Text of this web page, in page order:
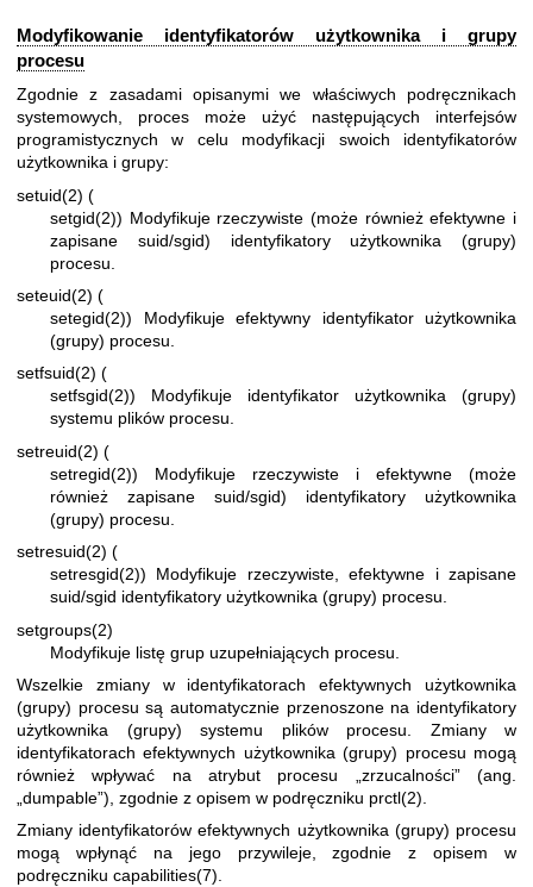
Modyfikowanie identyfikatorów użytkownika i grupy
procesu
Zgodnie z zasadami opisanymi we właściwych podręcznikach
systemowych, proces może użyć następujących interfejsów
programistycznych w celu modyfikacji swoich identyfikatorów
użytkownika i grupy:
setuid(2) (
setgid(2)) Modyfikuje rzeczywiste (może również efektywne i
zapisane suid/sgid) identyfikatory użytkownika (grupy)
procesu.
seteuid(2) (
setegid(2)) Modyfikuje efektywny identyfikator użytkownika
(grupy) procesu.
setfsuid(2) (
setfsgid(2)) Modyfikuje identyfikator użytkownika (grupy)
systemu plików procesu.
setreuid(2) (
setregid(2)) Modyfikuje rzeczywiste i efektywne (może
również zapisane suid/sgid) identyfikatory użytkownika
(grupy) procesu.
setresuid(2) (
setresgid(2)) Modyfikuje rzeczywiste, efektywne i zapisane
suid/sgid identyfikatory użytkownika (grupy) procesu.
setgroups(2)
Modyfikuje listę grup uzupełniających procesu.
Wszelkie zmiany w identyfikatorach efektywnych użytkownika
(grupy) procesu są automatycznie przenoszone na identyfikatory
użytkownika (grupy) systemu plików procesu. Zmiany w
identyfikatorach efektywnych użytkownika (grupy) procesu mogą
również wpływać na atrybut procesu „zrzucalności” (ang.
„dumpable”), zgodnie z opisem w podręczniku prctl(2)
Zmiany identyfikatorów efektywnych użytkownika (grupy) procesu
mogą wpłynąć na jego przywileje, zgodnie z opisem w
podręczniku capabilities(7).